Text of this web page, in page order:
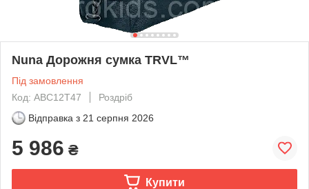
Nuna Дорожня сумка TRVL™
Під замовлення
Код: ABC12T47
Роздріб
Відправка з 21 серпня 2026
5 986 ₴
Купити